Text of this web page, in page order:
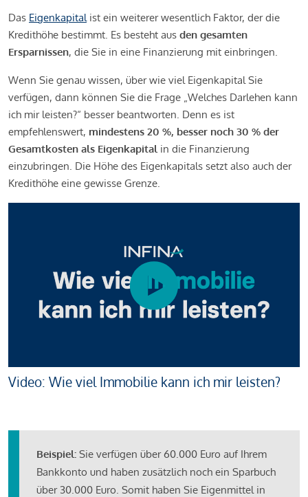
Das Eigenkapitalist ein weiterer wesentlich Faktor, der die
Kredithöhe bestimmt. Es besteht aus den gesamten
Ersparnissen, die Sie in eine Finanzierung mit einbringen.
Wenn Sie genau wissen, über wie viel Eigenkapital Sie
verfügen, dann können Sie die Frage „Welches Darlehen kann
ich mir leisten?“ besser beantworten. Denn es ist
empfehlenswert, mindestens 20 %, besser noch 30 % der
Gesamtkosten als Eigenkapital in die Finanzierung
einzubringen. Die Höhe des Eigenkapitals setzt also auch der
Kredithöhe eine gewisse Grenze.
Video: Wie viel Immobilie kann ich mir leisten?
Beispiel: Sie verfügen über 60.000 Euro auf Ihrem
Bankkonto und haben zusätzlich noch ein Sparbuch
über 30.000 Euro. Somit haben Sie Eigenmittel in